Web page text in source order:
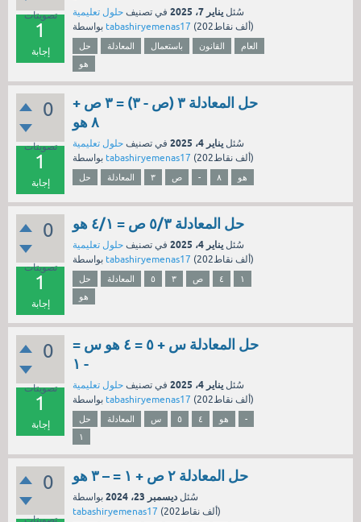
تصويتات
1
إجابة
سُئل يناير 7، 2025 في تصنيف حلول تعليمية
tabashiryemenas17 ( 202ألفنقاط)
حل المعادلة باستعمال القانون
العام
هو
0
تصويتات
1
إجابة
حل المعادلة ٣ (ص - ٣) = ٣ ص +
٨ هو
سُئل يناير 4، 2025 في تصنيف حلول تعليمية
tabashiryemenas17 ( 202ألفنقاط)
حل المعادلة ٣ ص - ٨ هو
0
تصويتات
1
إجابة
حل المعادلة ٥/٣ ص = ٤/١ هو
سُئل يناير 4، 2025 في تصنيف حلول تعليمية
tabashiryemenas17 ( 202ألفنقاط)
حل المعادلة ٥ ٣ ص ٤
١
هو
0
تصويتات
1
إجابة
حل المعادلة س + ٥ = ٤ هو س =
- ١
سُئل يناير 4، 2025 في تصنيف حلول تعليمية
tabashiryemenas17 ( 202ألفنقاط)
حل المعادلة س ٥ ٤ هو
-
١
0
تصويتات
حل المعادلة ٢ ص + ١ = – ٣ هو
سُئل ديسمبر 23، 2024
بواسطة
tabashiryemenas17 ( 202ألفنقاط)